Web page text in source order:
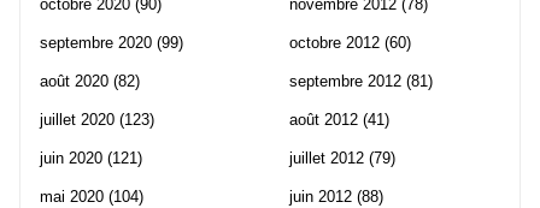
octobre 2020 (90)
septembre 2020 (99)
août 2020 (82)
juillet 2020 (123)
juin 2020 (121)
mai 2020 (104)
novembre 2012 (78)
octobre 2012 (60)
septembre 2012 (81)
août 2012 (41)
juillet 2012 (79)
juin 2012 (88)